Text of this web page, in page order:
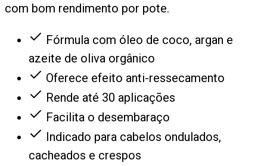
com bom rendimento por pote.
Fórmula com óleo de coco, argan e
azeite de oliva orgânico
Oferece efeito anti-ressecamento
Rende até 30 aplicações
Facilita o desembaraço
Indicado para cabelos ondulados,
cacheados e crespos